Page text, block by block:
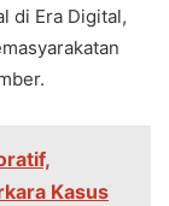
di Era Digital,
Kasus